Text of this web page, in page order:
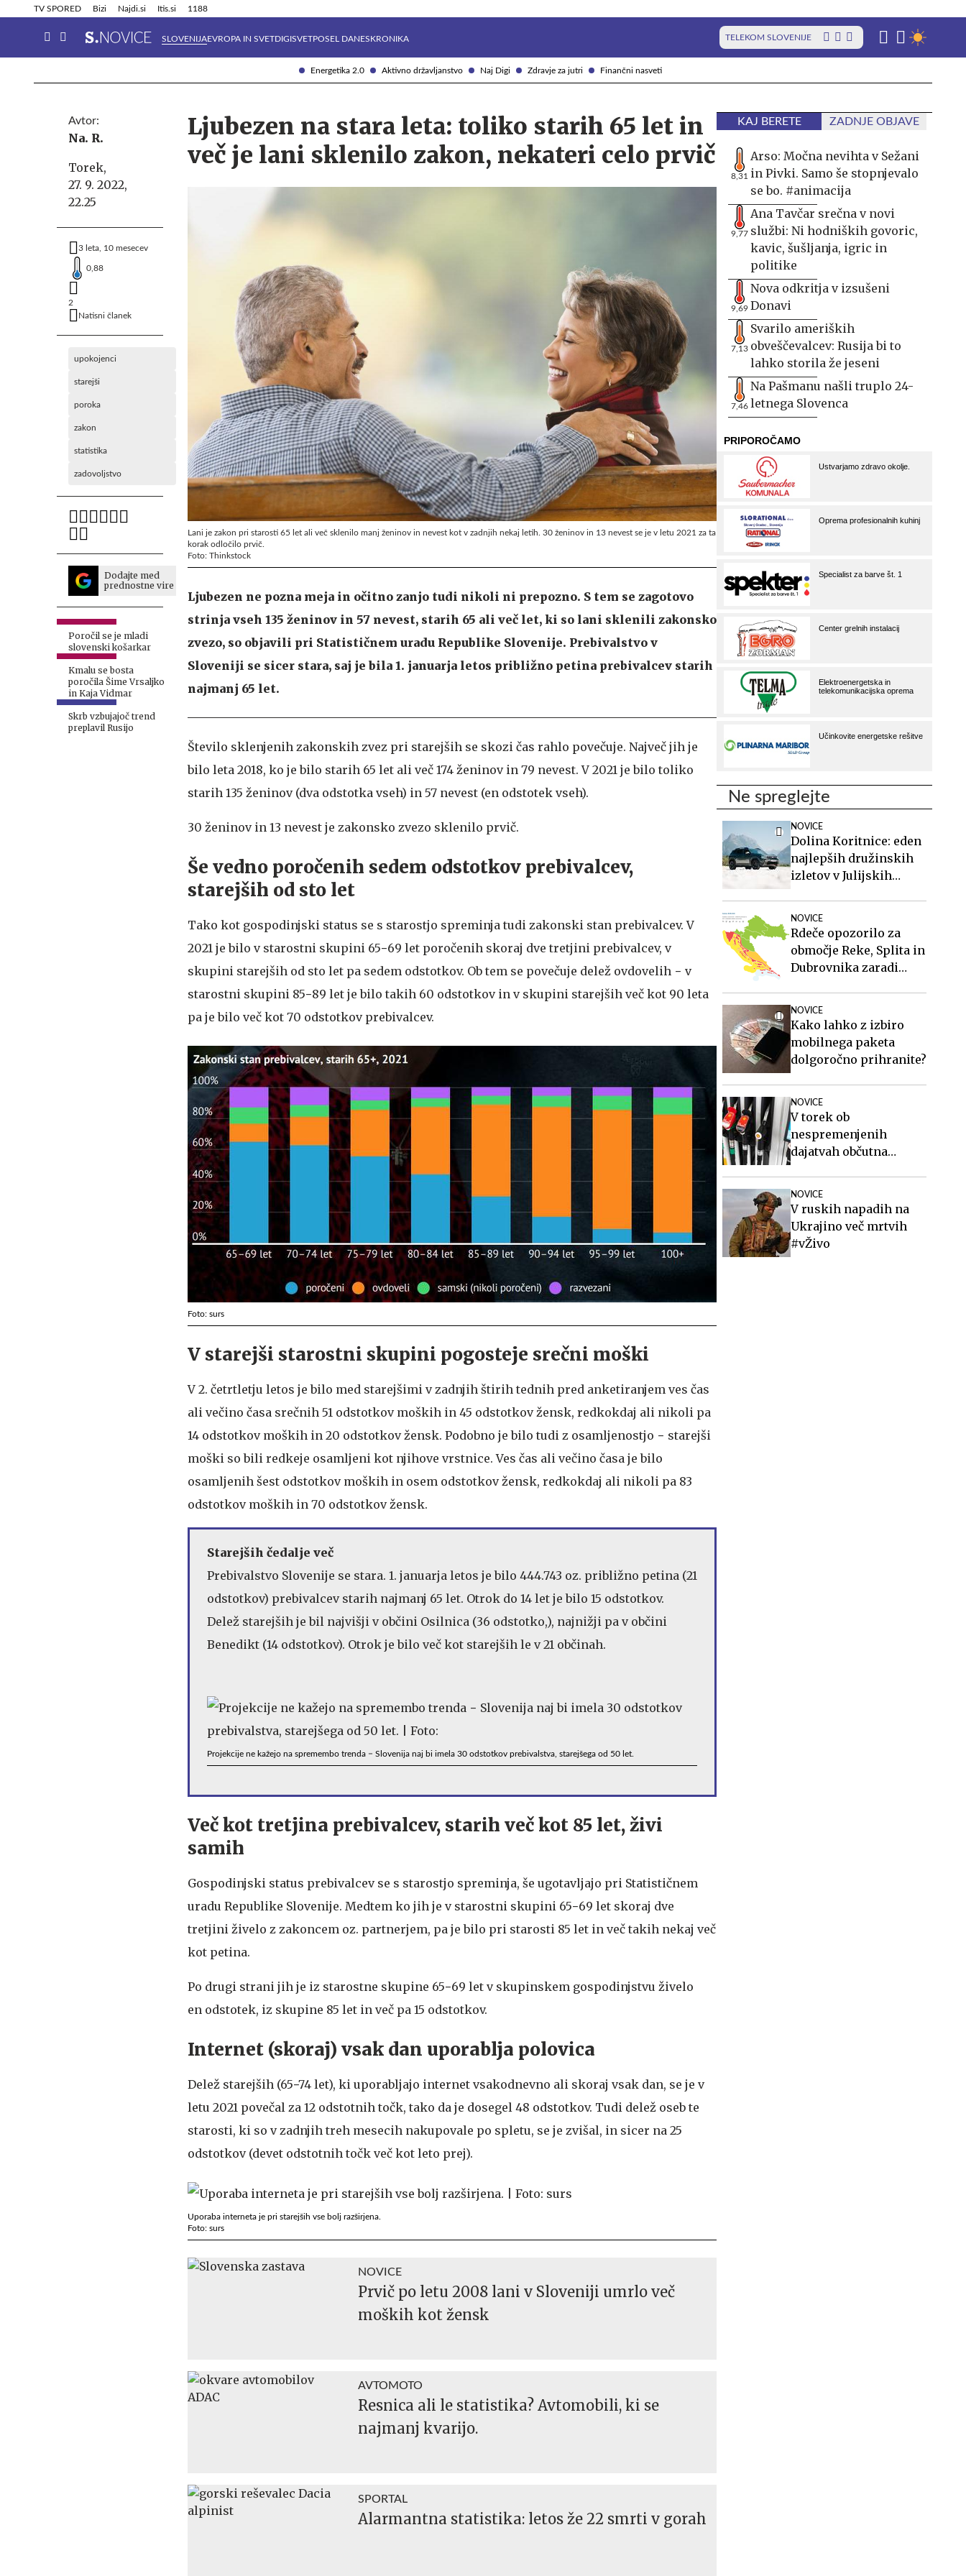
Energetika 2.0 Aktivno državljanstvo Naj Digi Zdravje za jutri Finančni nasveti
TV SPORED Bizi Najdi.si Itis.si 1188
SLOVENIJAEVROPA IN SVETDIGISVETPOSEL DANESKRONIKA TELEKOM SLOVENIJE
Info in obvestila Tehnik
Avtor:
Na. R.
Torek,
27. 9. 2022,
22.25
3 leta, 10 mesecev
0,88
2
Natisni članek
upokojenci
starejši
poroka
zakon
statistika
zadovoljstvo
Dodajte med
prednostne vire
Poročil se je mladi
slovenski košarkar
Kmalu se bosta
poročila Šime Vrsaljko
in Kaja Vidmar
Skrb vzbujajoč trend
preplavil Rusijo
Ljubezen na stara leta: toliko starih 65 let in
več je lani sklenilo zakon, nekateri celo prvič
Lani je zakon pri starosti 65 let ali več sklenilo manj ženinov in nevest kot v zadnjih nekaj letih. 30 ženinov in 13 nevest se je v letu 2021 za ta
korak odločilo prvič.
Foto: Thinkstock
Ljubezen ne pozna meja in očitno zanjo tudi nikoli ni prepozno. S tem se zagotovo
strinja vseh 135 ženinov in 57 nevest, starih 65 ali več let, ki so lani sklenili zakonsko
zvezo, so objavili pri Statističnem uradu Republike Slovenije. Prebivalstvo v
Sloveniji se sicer stara, saj je bila 1. januarja letos približno petina prebivalcev starih
najmanj 65 let.
Število sklenjenih zakonskih zvez pri starejših se skozi čas rahlo povečuje. Največ jih je
bilo leta 2018, ko je bilo starih 65 let ali več 174 ženinov in 79 nevest. V 2021 je bilo toliko
starih 135 ženinov (dva odstotka vseh) in 57 nevest (en odstotek vseh).
30 ženinov in 13 nevest je zakonsko zvezo sklenilo prvič.
Še vedno poročenih sedem odstotkov prebivalcev,
starejših od sto let
Tako kot gospodinjski status se s starostjo spreminja tudi zakonski stan prebivalcev. V
2021 je bilo v starostni skupini 65−69 let poročenih skoraj dve tretjini prebivalcev, v
skupini starejših od sto let pa sedem odstotkov. Ob tem se povečuje delež ovdovelih − v
starostni skupini 85−89 let je bilo takih 60 odstotkov in v skupini starejših več kot 90 leta
pa je bilo več kot 70 odstotkov prebivalcev.
Foto: surs
V starejši starostni skupini pogosteje srečni moški
V 2. četrtletju letos je bilo med starejšimi v zadnjih štirih tednih pred anketiranjem ves čas
ali večino časa srečnih 51 odstotkov moških in 45 odstotkov žensk, redkokdaj ali nikoli pa
14 odstotkov moških in 20 odstotkov žensk. Podobno je bilo tudi z osamljenostjo − starejši
moški so bili redkeje osamljeni kot njihove vrstnice. Ves čas ali večino časa je bilo
osamljenih šest odstotkov moških in osem odstotkov žensk, redkokdaj ali nikoli pa 83
odstotkov moških in 70 odstotkov žensk.
Starejših čedalje več
Prebivalstvo Slovenije se stara. 1. januarja letos je bilo 444.743 oz. približno petina (21
odstotkov) prebivalcev starih najmanj 65 let. Otrok do 14 let je bilo 15 odstotkov.
Delež starejših je bil najvišji v občini Osilnica (36 odstotko,), najnižji pa v občini
Benedikt (14 odstotkov). Otrok je bilo več kot starejših le v 21 občinah.
Projekcije ne kažejo na spremembo trenda − Slovenija naj bi imela 30 odstotkov prebivalstva, starejšega od 50 let.
Več kot tretjina prebivalcev, starih več kot 85 let, živi
samih
Gospodinjski status prebivalcev se s starostjo spreminja, še ugotavljajo pri Statističnem
uradu Republike Slovenije. Medtem ko jih je v starostni skupini 65−69 let skoraj dve
tretjini živelo z zakoncem oz. partnerjem, pa je bilo pri starosti 85 let in več takih nekaj več
kot petina.
Po drugi strani jih je iz starostne skupine 65−69 let v skupinskem gospodinjstvu živelo
en odstotek, iz skupine 85 let in več pa 15 odstotkov.
Internet (skoraj) vsak dan uporablja polovica
Delež starejših (65−74 let), ki uporabljajo internet vsakodnevno ali skoraj vsak dan, se je v
letu 2021 povečal za 12 odstotnih točk, tako da je dosegel 48 odstotkov. Tudi delež oseb te
starosti, ki so v zadnjih treh mesecih nakupovale po spletu, se je zvišal, in sicer na 25
odstotkov (devet odstotnih točk več kot leto prej).
Uporaba interneta je pri starejših vse bolj razširjena.
Foto: surs
NOVICE
Prvič po letu 2008 lani v Sloveniji umrlo več
moških kot žensk
AVTOMOTO
Resnica ali le statistika? Avtomobili, ki se
najmanj kvarijo.
SPORTAL
Alarmantna statistika: letos že 22 smrti v gorah
KAJ BERETE ZADNJE OBJAVE
8,31
Arso: Močna nevihta v Sežani
in Pivki. Samo še stopnjevalo
se bo. #animacija
9,77
Ana Tavčar srečna v novi
službi: Ni hodniških govoric,
kavic, šušljanja, igric in
politike
9,69
Nova odkritja v izsušeni
Donavi
7,13
Svarilo ameriških
obveščevalcev: Rusija bi to
lahko storila že jeseni
7,46
Na Pašmanu našli truplo 24-
letnega Slovenca
Ne spreglejte
NOVICE
Dolina Koritnice: eden
najlepših družinskih
izletov v Julijskih
NOVICE
Rdeče opozorilo za
območje Reke, Splita in
Dubrovnika zaradi
NOVICE
Kako lahko z izbiro
mobilnega paketa
dolgoročno prihranite?
NOVICE
V torek ob
nespremenjenih
dajatvah občutna
NOVICE
V ruskih napadih na
Ukrajino več mrtvih
#vŽivo